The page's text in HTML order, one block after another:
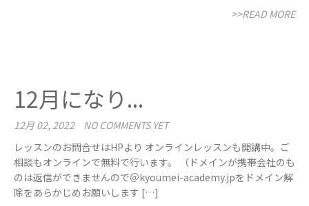
>>READ MORE
12月になり...
12月 02, 2022
NO COMMENTS YET
レッスンのお問合せはHPより オンラインレッスンも開講中。ご
相談もオンラインで無料で行います。 （ドメインが携帯会社のも
のは返信ができませんので＠kyoumei-academy.jpをドメイン解
除をあらかじめお願いします […]